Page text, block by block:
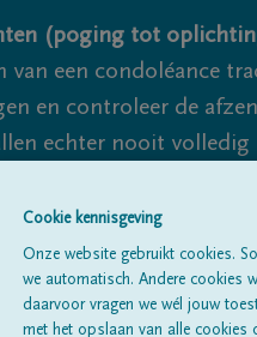
(poging tot
een condoléance
en controleer de
echter nooit
Cookie kennisgeving
Onze website gebruikt cookies.
we automatisch. Andere cookies
daarvoor vragen we wél jouw
met het opslaan van alle cookies